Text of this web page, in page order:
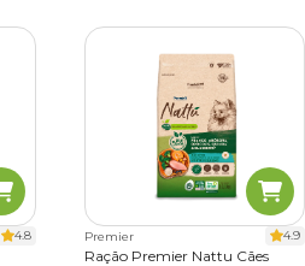
4.8 Premier 4.9
Ração Premier Nattu Cães